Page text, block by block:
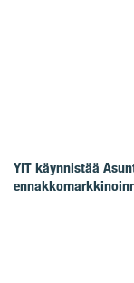
YIT käynnistää